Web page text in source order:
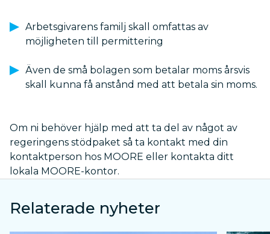
Arbetsgivarens familj skall omfattas av
möjligheten till permittering
Även de små bolagen som betalar moms årsvis
skall kunna få anstånd med att betala sin moms.
Om ni behöver hjälp med att ta del av något av
regeringens stödpaket så ta kontakt med din
kontaktperson hos MOORE eller kontakta ditt
lokala MOORE-kontor.
Relaterade nyheter